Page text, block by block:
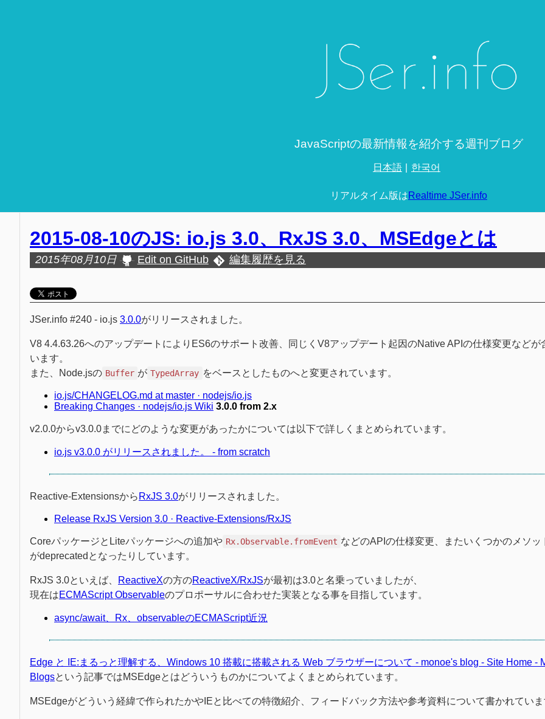
JavaScriptの最新情報を紹介する週刊ブログ
日本語 한국어
リアルタイム版はRealtime JSer.info
2015-08-10のJS: io.js 3.0、RxJS 3.0、MSEdgeとは
2015年08月10日 Edit on GitHub 編集履歴を見る
JSer.info #240 - io.js 3.0.0がリリースされました。
V8 4.4.63.26へのアップデートによりES6のサポート改善、同じくV8アップデート起因のNative APIの仕様変更などが
います。
また、Node.jsの Buffer が TypedArray をベースとしたものへと変更されています。
io.js/CHANGELOG.md at master · nodejs/io.js
Breaking Changes · nodejs/io.js Wiki 3.0.0 from 2.x
v2.0.0からv3.0.0までにどのような変更があったかについては以下で詳しくまとめられています。
io.js v3.0.0 がリリースされました。 - from scratch
Reactive-Extensionsから RxJS 3.0がリリースされました。
Release RxJS Version 3.0 · Reactive-Extensions/RxJS
CoreパッケージとLiteパッケージへの追加や Rx.Observable.fromEvent などのAPIの仕様変更、またいくつかのメソッ
がdeprecatedとなったりしています。
RxJS 3.0といえば、 ReactiveXの方のReactiveX/RxJSが最初は3.0と名乗っていましたが、
現在はECMAScript Observableのプロポーサルに合わせた実装となる事を目指しています。
async/await、Rx、observableのECMAScript近況
Edge と IE:まるっと理解する、Windows 10 搭載に搭載される Web ブラウザーについて - monoe's blog - Site Home -
Blogsという記事ではMSEdgeとはどういうものかについてよくまとめられています。
MSEdgeがどういう経緯で作られたかやIEと比べての特徴紹介、フィードバック方法や参考資料について書かれてい